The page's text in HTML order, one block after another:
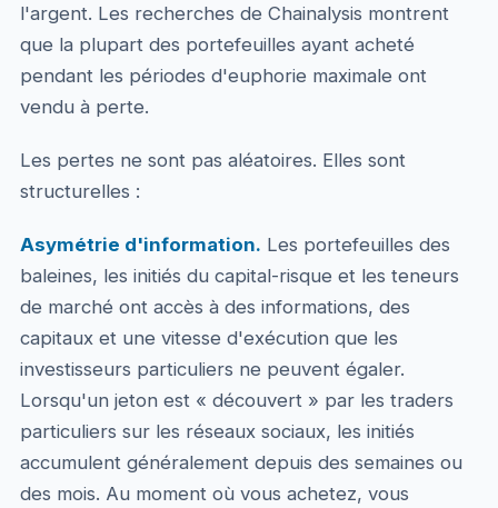
l'argent. Les recherches de Chainalysis montrent
que la plupart des portefeuilles ayant acheté
pendant les périodes d'euphorie maximale ont
vendu à perte.
Les pertes ne sont pas aléatoires. Elles sont
structurelles :
Asymétrie d'information. Les portefeuilles des
baleines, les initiés du capital-risque et les teneurs
de marché ont accès à des informations, des
capitaux et une vitesse d'exécution que les
investisseurs particuliers ne peuvent égaler.
Lorsqu'un jeton est « découvert » par les traders
particuliers sur les réseaux sociaux, les initiés
accumulent généralement depuis des semaines ou
des mois. Au moment où vous achetez, vous